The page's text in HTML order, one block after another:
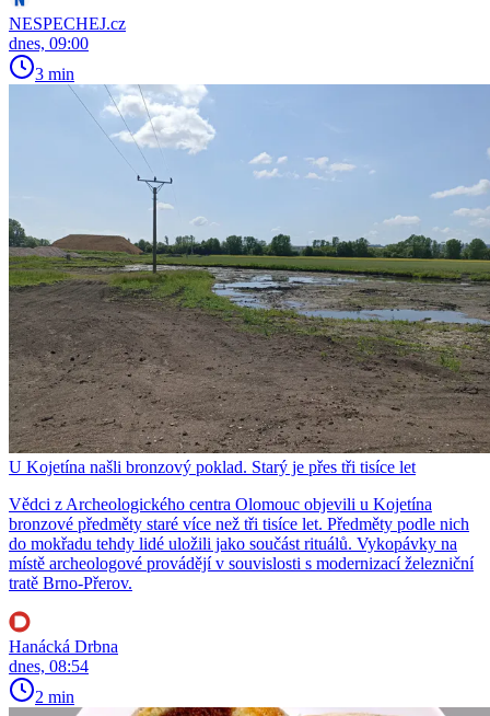
NESPECHEJ.cz
dnes, 09:00
3 min
U Kojetína našli bronzový poklad. Starý je přes tři tisíce let
Vědci z Archeologického centra Olomouc objevili u Kojetína
bronzové předměty staré více než tři tisíce let. Předměty podle nich
do mokřadu tehdy lidé uložili jako součást rituálů. Vykopávky na
místě archeologové provádějí v souvislosti s modernizací železniční
tratě Brno-Přerov.
Hanácká Drbna
dnes, 08:54
2 min